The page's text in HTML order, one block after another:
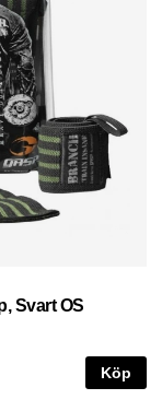
Svart OS
Köp